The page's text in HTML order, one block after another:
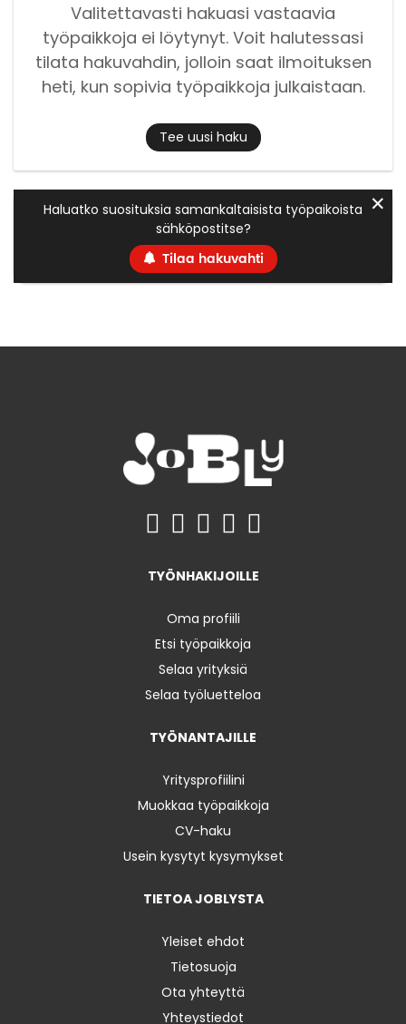
Valitettavasti hakuasi vastaavia
työpaikkoja ei löytynyt. Voit halutessasi
tilata hakuvahdin, jolloin saat ilmoituksen
heti, kun sopivia työpaikkoja julkaistaan.
Tee uusi haku
Haluatko suosituksia samankaltaisista työpaikoista
sähköpostitse?
Tilaa hakuvahti
✕
TYÖNHAKIJOILLE
Oma profiili
Etsi työpaikkoja
Selaa yrityksiä
Selaa työluetteloa
TYÖNANTAJILLE
Yritysprofiilini
Muokkaa työpaikkoja
CV-haku
Usein kysytyt kysymykset
TIETOA JOBLYSTA
Yleiset ehdot
Tietosuoja
Ota yhteyttä
Yhteystiedot